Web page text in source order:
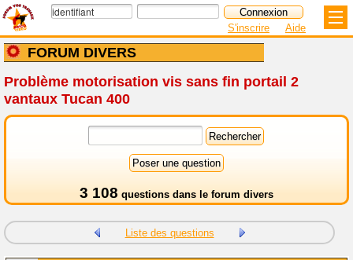
FORUM DIVERS
S'inscrire Aide
Problème motorisation vis sans fin portail 2
vantaux Tucan 400
3 108 questions dans le forum divers
Liste des questions